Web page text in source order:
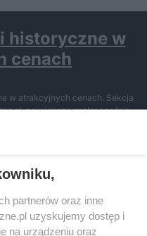
historyczne w
cenach
w atrakcyjnych cenach. Sekcja
największą społecznością
możesz wybierać spośród
przez czytelników.
partnerów oraz inne
uzyskujemy dostęp i
na urządzeniu oraz